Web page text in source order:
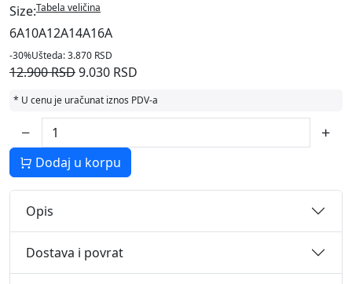
Size:Tabela veličina
6A10A12A14A16A
-30%Ušteda: 3.870 RSD
12.900 RSD9.030 RSD
* U cenu je uračunat iznos PDV-a
Dodaj u korpu
Opis
Dostava i povrat